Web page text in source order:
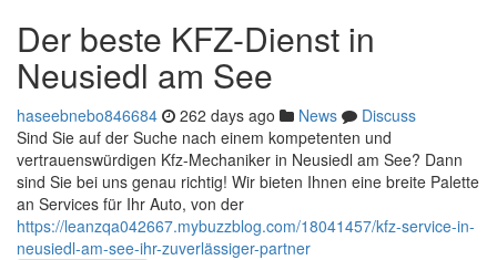
Der beste KFZ-Dienst in
Neusiedl am See
haseebnebo846684 262 days ago News
Discuss
Sind Sie auf der Suche nach einem kompetenten und
vertrauenswürdigen Kfz-Mechaniker in Neusiedl am See? Dann
sind Sie bei uns genau richtig! Wir bieten Ihnen eine breite Palette
an Services für Ihr Auto, von der
https://leanzqa042667.mybuzzblog.com/18041457/kfz-service-in-
neusiedl-am-see-ihr-zuverlässiger-partner